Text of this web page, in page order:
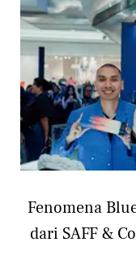
Fenomena
dari SAFF &